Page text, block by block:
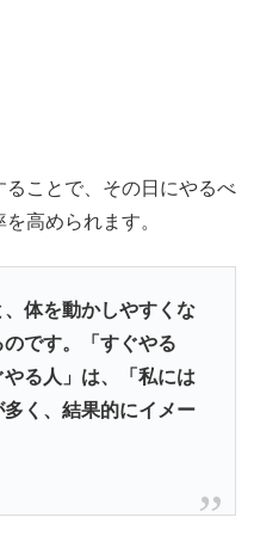
ことで、その日にやるべ
高められます。
体を動かしやすくな
です。「すぐやる
る人」は、「私には
く、結果的にイメー